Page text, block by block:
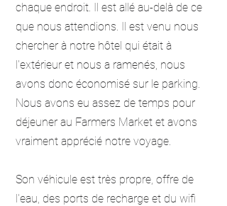
chaque endroit. Il est allé au-delà de ce
que nous attendions. Il est venu nous
chercher à notre hôtel qui était à
l'extérieur et nous a ramenés, nous
avons donc économisé sur le parking.
Nous avons eu assez de temps pour
déjeuner au Farmers Market et avons
vraiment apprécié notre voyage.
Son véhicule est très propre, offre de
l'eau, des ports de recharge et du wifi